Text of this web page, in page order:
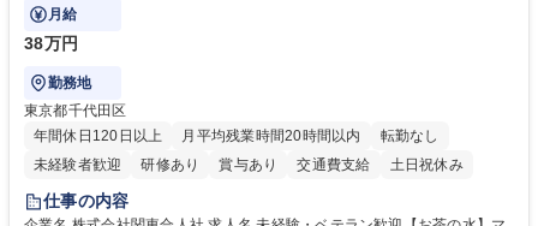
月給
38万円
勤務地
東京都千代田区
年間休日120日以上
月平均残業時間20時間以内
転勤なし
未経験者歓迎
研修あり 賞与あり 交通費支給 土日祝休み
仕事の内容